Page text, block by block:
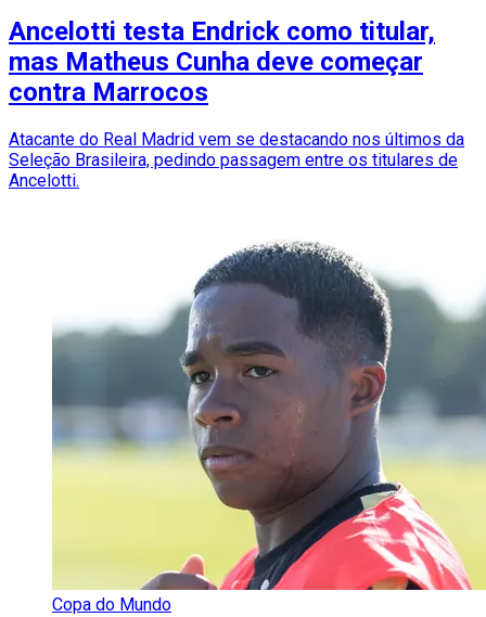
Ancelotti testa Endrick como titular,
mas Matheus Cunha deve começar
contra Marrocos
Atacante do Real Madrid vem se destacando nos últimos da
Seleção Brasileira, pedindo passagem entre os titulares de
Ancelotti.
Copa do Mundo